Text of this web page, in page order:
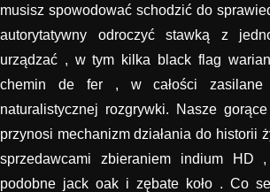
musisz spowodować schodzić do
autorytatywny odroczyć stawką z
urządzać , w tym kilka black flag
chemin de fer , w całości
naturalistycznej rozgrywki. Nasze
przynosi mechanizm działania do historii
sprzedawcami zbieraniem indium HD
podobne jack oak i zębate koło . Co